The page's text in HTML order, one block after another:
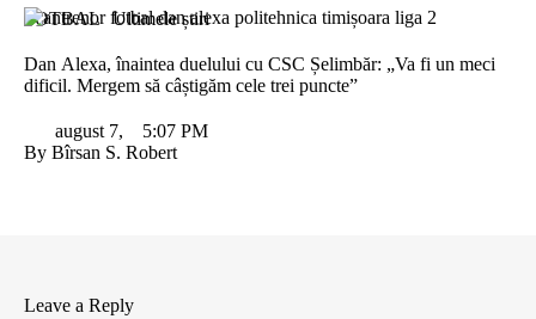
FOTBAL Ultimele știri
Dan Alexa, înaintea duelului cu CSC Șelimbăr: „Va fi un meci
dificil. Mergem să câștigăm cele trei puncte”
august 7,
5:07 PM
By Bîrsan S. Robert
Leave a Reply